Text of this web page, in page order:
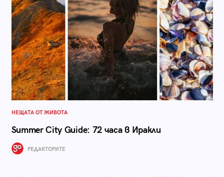
НЕЩАТА ОТ ЖИВОТА
Summer City Guide: 72 часа в Иракли
РЕДАКТОРИТЕ